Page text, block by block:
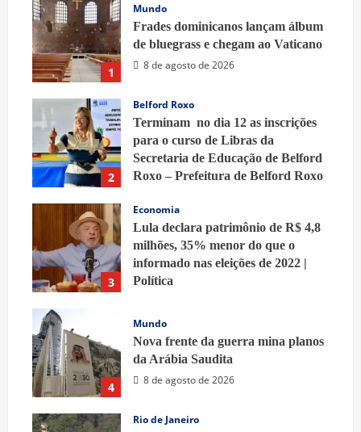
1
Mundo
Frades dominicanos lançam álbum
de bluegrass e chegam ao Vaticano
8 de agosto de 2026
2
Belford Roxo
Terminam no dia 12 as inscrições
para o curso de Libras da
Secretaria de Educação de Belford
Roxo – Prefeitura de Belford Roxo
3
Economia
Lula declara patrimônio de R$ 4,8
milhões, 35% menor do que o
informado nas eleições de 2022 |
Política
4
Mundo
Nova frente da guerra mina planos
da Arábia Saudita
8 de agosto de 2026
Rio de Janeiro